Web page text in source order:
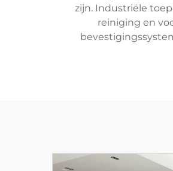
zijn. Industriële
reiniging en